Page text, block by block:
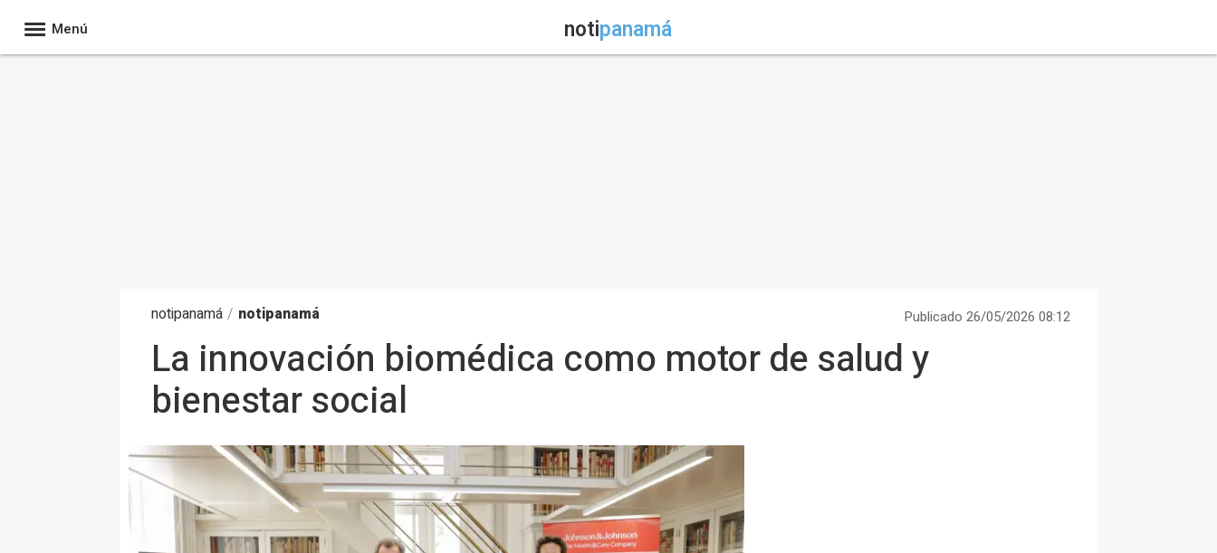
Menú notipanamá
notipanamá / notipanamá Publicado 26/05/2026 08:12
La innovación biomédica como motor de salud y
bienestar social